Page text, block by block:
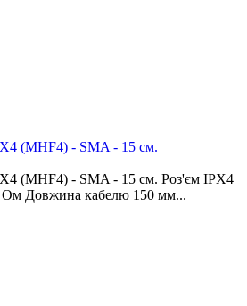
(MHF4) - SMA - 15 см.
(MHF4) - SMA - 15 см. Роз'єм IPX4
Довжина кабелю 150 мм. ​ ..